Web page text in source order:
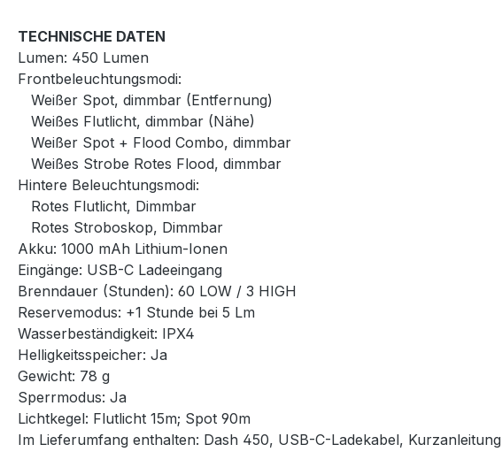
TECHNISCHE DATEN
Lumen: 450 Lumen
Frontbeleuchtungsmodi:
Weißer Spot, dimmbar (Entfernung)
Weißes Flutlicht, dimmbar (Nähe)
Weißer Spot + Flood Combo, dimmbar
Weißes Strobe Rotes Flood, dimmbar
Hintere Beleuchtungsmodi:
Rotes Flutlicht, Dimmbar
Rotes Stroboskop, Dimmbar
Akku: 1000 mAh Lithium-Ionen
Eingänge: USB-C Ladeeingang
Brenndauer (Stunden): 60 LOW / 3 HIGH
Reservemodus: +1 Stunde bei 5 Lm
Wasserbeständigkeit: IPX4
Helligkeitsspeicher: Ja
Gewicht: 78 g
Sperrmodus: Ja
Lichtkegel: Flutlicht 15m; Spot 90m
Im Lieferumfang enthalten: Dash 450, USB-C-Ladekabel, Kurzanleitung